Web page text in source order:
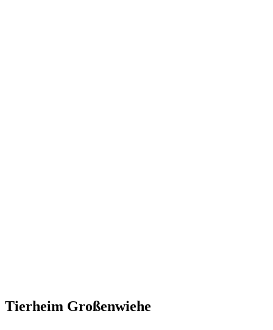
Tierheim Großenwiehe